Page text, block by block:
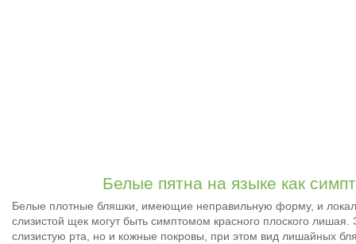
Белые пятна на языке как
Белые плотные бляшки, имеющие неправильную форму, и
слизистой щек могут быть симптомом красного плоского
слизистую рта, но и кожные покровы, при этом вид лишайных